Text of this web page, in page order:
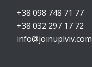
+38 098 748 71 77
+38 032 297 17 72
info@joinuplviv.com